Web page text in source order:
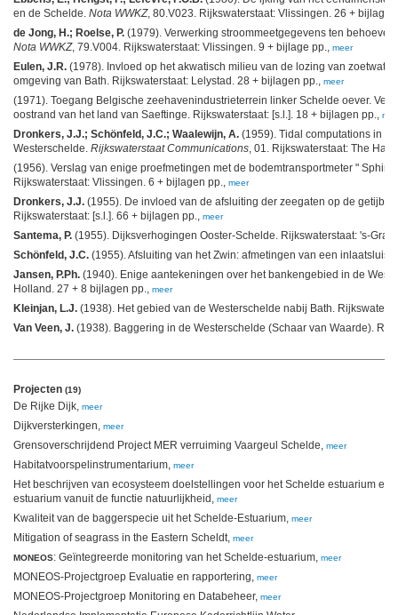
en de Schelde. Nota WWKZ, 80.V023. Rijkswaterstaat: Vlissingen. 26 +
de Jong, H.; Roelse, P. (1979). Verwerking stroommeetgegevens ten behoeve
Nota WWKZ, 79.V004. Rijkswaterstaat: Vlissingen. 9 + bijlage pp., meer
Eulen, J.R. (1978). Invloed op het akwatisch milieu van de lozing van
omgeving van Bath. Rijkswaterstaat: Lelystad. 28 + bijlagen pp., meer
(1971). Toegang Belgische zeehavenindustrieterrein linker Schelde oever.
oostrand van het land van Saeftinge. Rijkswaterstaat: [s.l.]. 18 + bijlagen pp.,
Dronkers, J.J.; Schönfeld, J.C.; Waalewijn, A. (1959). Tidal computations in
Westerschelde. Rijkswaterstaat Communications, 01. Rijkswaterstaat: The
(1956). Verslag van enige proefmetingen met de bodemtransportmeter "
Rijkswaterstaat: Vlissingen. 6 + bijlagen pp., meer
Dronkers, J.J. (1955). De invloed van de afsluiting der zeegaten op de
Rijkswaterstaat: [s.l.]. 66 + bijlagen pp., meer
Santema, P. (1955). Dijksverhogingen Ooster-Schelde. Rijkswaterstaat: 's-
Schönfeld, J.C. (1955). Afsluiting van het Zwin: afmetingen van een
Jansen, P.Ph. (1940). Enige aantekeningen over het bankengebied in de
Holland. 27 + 8 bijlagen pp., meer
Kleinjan, L.J. (1938). Het gebied van de Westerschelde nabij Bath.
Van Veen, J. (1938). Baggering in de Westerschelde (Schaar van Waarde).
Projecten (19)
De Rijke Dijk, meer
Dijkversterkingen, meer
Grensoverschrijdend Project MER verruiming Vaargeul Schelde, meer
Habitatvoorspelinstrumentarium, meer
Het beschrijven van ecosysteem doelstellingen voor het Schelde estuarium
estuarium vanuit de functie natuurlijkheid, meer
Kwaliteit van de baggerspecie uit het Schelde-Estuarium, meer
Mitigation of seagrass in the Eastern Scheldt, meer
MONEOS: Geïntegreerde monitoring van het Schelde-estuarium, meer
MONEOS-Projectgroep Evaluatie en rapportering, meer
MONEOS-Projectgroep Monitoring en Databeheer, meer